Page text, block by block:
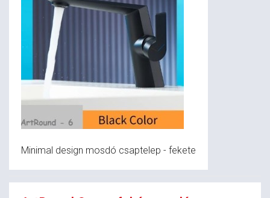
Minimal design mosdó csaptelep - fekete